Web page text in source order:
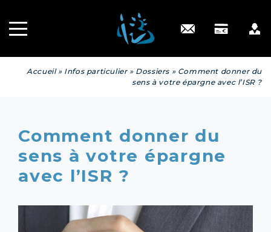
Engagé RSE
Contact
Accueil» Infos particulier» Dossiers» Comment donner du
sens à votre épargne avec l’ISR ?
Comment donner du
sens à votre épargne
avec l’ISR ?